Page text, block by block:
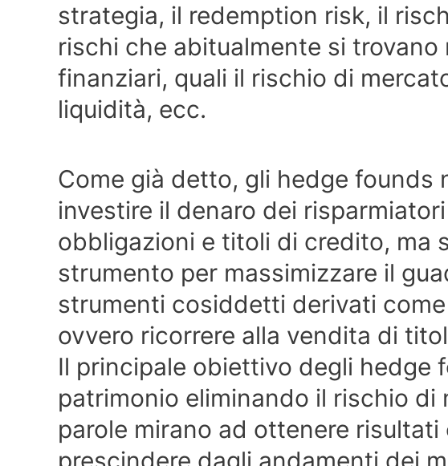
strategia, il redemption risk, il
rischi che abitualmente si trovano
finanziari, quali il rischio di
liquidità, ecc.
Come già detto, gli hedge founds
investire il denaro dei
obbligazioni e titoli di credito, ma
strumento per massimizzare il
strumenti cosiddetti derivati come
ovvero ricorrere alla vendita di
Il principale obiettivo degli hedge
patrimonio eliminando il rischio di
parole mirano ad ottenere risultati